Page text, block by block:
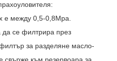
е между 0,5-0,8Mpa.
да се филтрира през
за разделяне масло-